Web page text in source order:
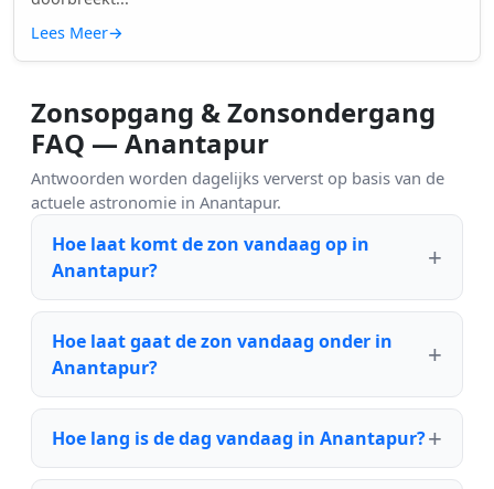
Lees Meer→
Zonsopgang & Zonsondergang
FAQ — Anantapur
Antwoorden worden dagelijks ververst op basis van de
actuele astronomie in Anantapur.
Hoe laat komt de zon vandaag op in
Anantapur?
Hoe laat gaat de zon vandaag onder in
Anantapur?
Hoe lang is de dag vandaag in Anantapur?